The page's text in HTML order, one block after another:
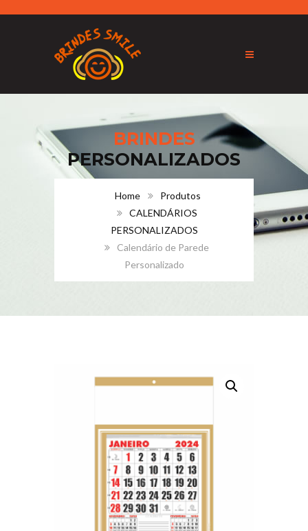
BRINDES
PERSONALIZADOS
Home
Produtos
CALENDÁRIOS
PERSONALIZADOS
Calendário de Parede
Personalizado